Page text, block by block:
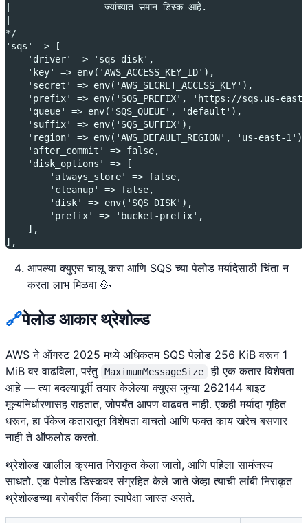
|                 ज्यांच्यात समान डिस्क आहे.
*/
'sqs' => [
    'driver' => 'sqs-disk',
    'key' => env('AWS_ACCESS_KEY_ID'),
    'secret' => env('AWS_SECRET_ACCESS_KEY'),
'prefix' => env('SQS_PREFIX', 'https://sqs.us-
    'queue' => env('SQS_QUEUE', 'default'),
    'suffix' => env('SQS_SUFFIX'),
    'region' => env('AWS_DEFAULT_REGION', 'us-east-1'),
    'after_commit' => false,
    'disk_options' => [
        'always_store' => false,
        'cleanup' => false,
        'disk' => env('SQS_DISK'),
        'prefix' => 'bucket-prefix',
    ],
],
आपल्या क्युएस चालू करा आणि SQS च्या पेलोड मर्यादेसाठी चिंता न
करता लाभ मिळवा 🥳
🔗पेलोड आकार थ्रेशोल्ड
AWS ने ऑगस्ट 2025 मध्ये अधिकतम SQS पेलोड 256 KiB वरून 1
MiB वर वाढविला, परंतु MaximumMessageSize
ही एक कतार विशेषता
आहे — त्या बदल्यापूर्वी तयार केलेल्या क्युएस जुन्या 262144 बाइट
मूल्यनिर्धारणासह राहतात, जोपर्यंत आपण वाढवत नाही. एकही मर्यादा गृहित
धरून, हा पॅकेज कतारातून विशेषता वाचतो आणि फक्त काय खरेच बसणार
नाही ते ऑफलोड करतो.
थ्रेशोल्ड खालील क्रमात निराकृत केला जातो, आणि पहिला सामंजस्य
साधतो. एक पेलोड डिस्कवर संग्रहित केले जाते जेव्हा त्याची लांबी निराकृत
थ्रेशोल्डच्या बरोबरीत किंवा त्यापेक्षा जास्त असते.